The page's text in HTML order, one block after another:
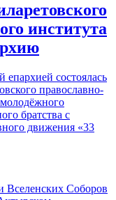
института
состоялась
православно-
братства с
движения «33